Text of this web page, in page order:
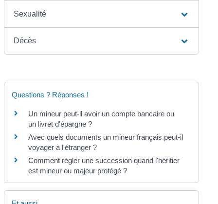
Sexualité
Décès
Questions ? Réponses !
Un mineur peut-il avoir un compte bancaire ou
un livret d'épargne ?
Avec quels documents un mineur français peut-il
voyager à l'étranger ?
Comment régler une succession quand l'héritier
est mineur ou majeur protégé ?